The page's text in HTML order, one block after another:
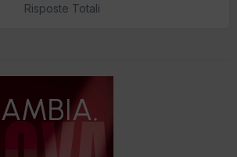
Risposte Totali